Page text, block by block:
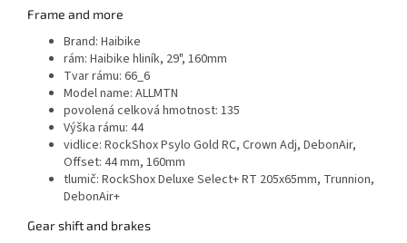
Frame and more
Brand: Haibike
rám: Haibike hliník, 29", 160mm
Tvar rámu: 66_6
Model name: ALLMTN
povolená celková hmotnost: 135
Výška rámu: 44
vidlice: RockShox Psylo Gold RC, Crown Adj, DebonAir,
Offset: 44 mm, 160mm
tlumič: RockShox Deluxe Select+ RT 205x65mm, Trunnion,
DebonAir+
Gear shift and brakes